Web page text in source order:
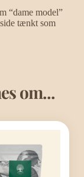
“dame model”
tænkt som
om...